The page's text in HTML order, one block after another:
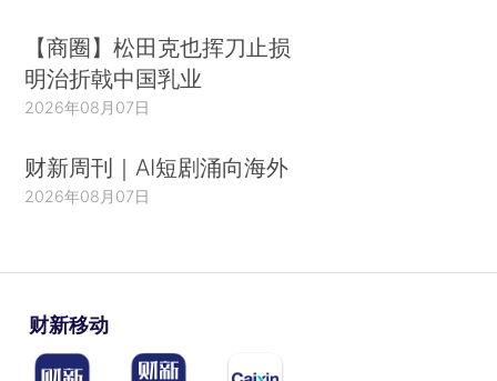
【商圈】松田克也挥刀止损
明治折戟中国乳业
2026年08月07日
财新周刊｜AI短剧涌向海外
2026年08月07日
财新移动